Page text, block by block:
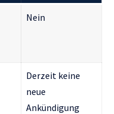
Nein
Derzeit keine
neue
Ankündigung